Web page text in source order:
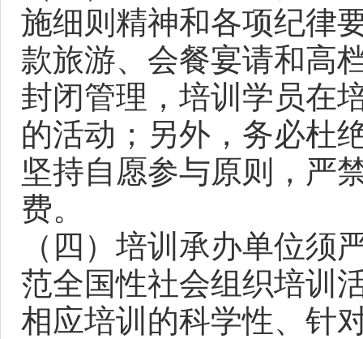
施细则精神和各项纪律
款旅游、会餐宴请和高
封闭管理，培训学员在
的活动；另外，务必杜
坚持自愿参与原则，严
费。
（四）培训承办单位须
范全国性社会组织培训
相应培训的科学性、针